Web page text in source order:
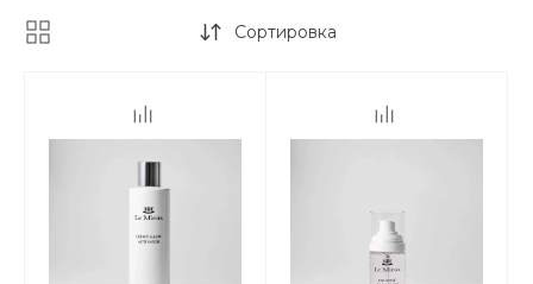
Сортировка